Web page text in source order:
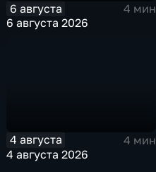
6 августа
4 мин
6 августа 2026
4 августа
4 мин
4 августа 2026